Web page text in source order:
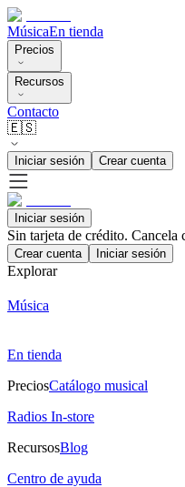
MúsicaEn tienda
Precios
Recursos
Contacto
🇪🇸
Iniciar sesión Crear cuenta
Iniciar sesión
Sin tarjeta de crédito. Cancela
Crear cuenta Iniciar sesión
Explorar
Música
En tienda
PreciosCatálogo musical
Radios In-store
RecursosBlog
Centro de ayuda